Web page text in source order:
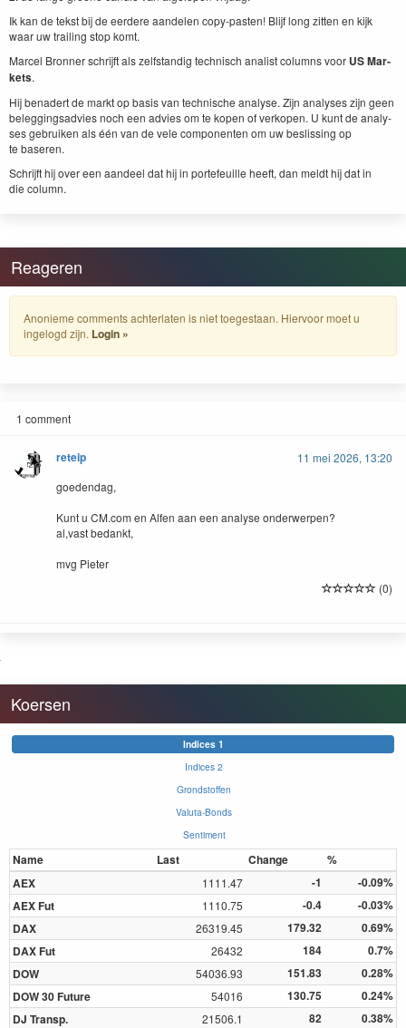
Ik kan de tekst bij de eerdere aan­de­len copy-pas­ten! Bli­jf long zit­ten en kijk
waar uw trail­ing stop komt.
Mar­cel Bron­ner schri­jft als zelf­s­tandig tech­nisch anal­ist columns voor USMar­
kets.
Hij benadert de markt op basis van tech­nis­che analyse. Zijn analy­ses zijn geen
beleg­gingsad­vies noch een advies om te kopen of verkopen. U kunt de analy­
ses gebruiken als één van de vele com­po­nen­ten om uw besliss­ing op
te baseren.
Schri­jft hij over een aan­deel dat hij in porte­feuille heeft, dan meldt hij dat in
die column.
Reageren
Anonieme comments achterlaten is niet toegestaan. Hiervoor moet u
ingelogd zijn. Login »
1 comment
reteip
11 mei 2026, 13:20
goedendag,
Kunt u CM.com en Alfen aan een analyse onderwerpen?
al,vast bedankt,
mvg Pieter
(0)
Koersen
Indices 1
Indices 2
Grondstoffen
Valuta-Bonds
Sentiment
Name Last Change
%
AEX
1111.47 -1
-0.09%
AEX Fut
1110.75 -0.4
-0.03%
DAX
26319.45 179.32
0.69%
DAX Fut
26432 184
0.7%
DOW
54036.93 151.83
0.28%
DOW 30 Future
54016 130.75
0.24%
DJ Transp.
21506.1 82
0.38%